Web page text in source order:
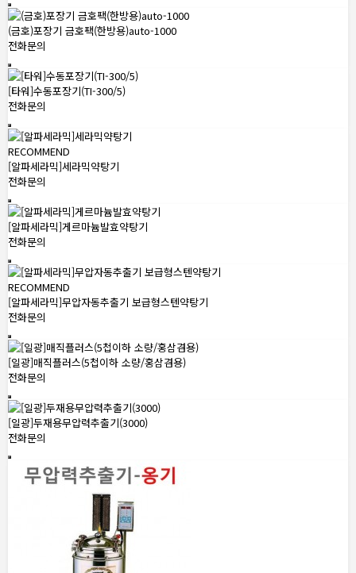
(금호)포장기 금호팩(한방용)auto-1000
전화문의
[타워]수동포장기(TI-300/5)
전화문의
RECOMMEND
[알파세라믹]세라믹약탕기
전화문의
[알파세라믹]게르마늄발효약탕기
전화문의
RECOMMEND
[알파세라믹]무압자동추출기 보급형스텐약탕기
전화문의
[일광]매직플러스(5첩이하 소량/홍삼겸용)
전화문의
[일광]두재용무압력추출기(3000)
전화문의